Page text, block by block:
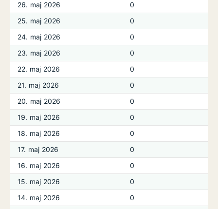
26. maj 2026
0
25. maj 2026
0
24. maj 2026
0
23. maj 2026
0
22. maj 2026
0
21. maj 2026
0
20. maj 2026
0
19. maj 2026
0
18. maj 2026
0
17. maj 2026
0
16. maj 2026
0
15. maj 2026
0
14. maj 2026
0